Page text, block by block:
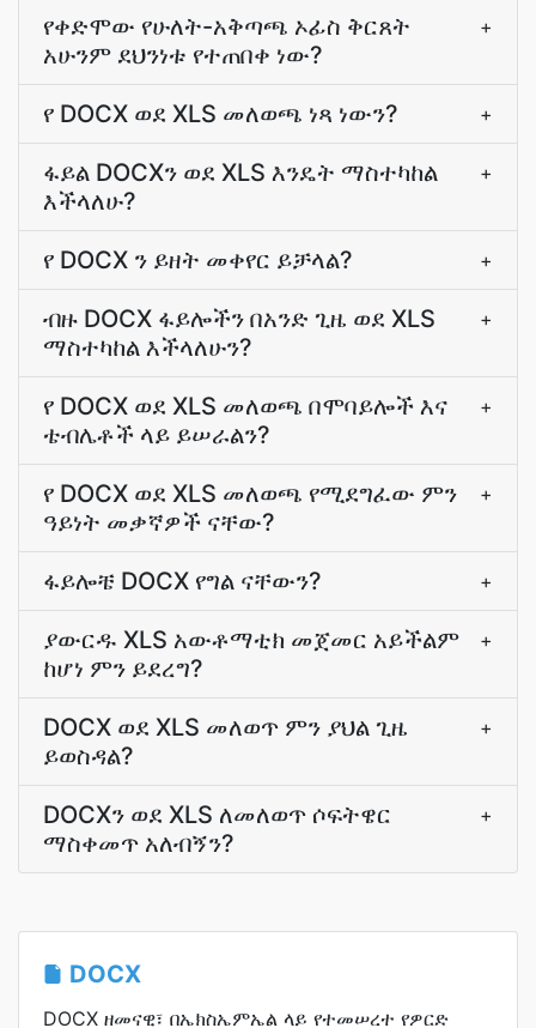
የቀድሞው የሁለት-አቅጣጫ ኦፊስ ቅርጸት
አሁንም ደህንነቱ የተጠበቀ ነው?
+
የ DOCX ወደ XLS መለወጫ ነጻ ነውን? +
ፋይል DOCXን ወደ XLS እንዴት ማስተካከል
እችላለሁ?
+
የ DOCX ን ይዘት መቀየር ይቻላል? +
ብዙ DOCX ፋይሎችን በአንድ ጊዜ ወደ XLS
ማስተካከል እችላለሁን?
+
የ DOCX ወደ XLS መለወጫ በሞባይሎች እና
ቴብሌቶች ላይ ይሠራልን?
+
የ DOCX ወደ XLS መለወጫ የሚደግፈው ምን
ዓይነት መቃኛዎች ናቸው?
+
ፋይሎቼ DOCX የግል ናቸውን? +
ያውርዱ XLS አውቶማቲክ መጀመር አይችልም
ከሆነ ምን ይደረግ?
+
DOCX ወደ XLS መለወጥ ምን ያህል ጊዜ
ይወስዳል?
+
DOCXን ወደ XLS ለመለወጥ ሶፍትዌር
ማስቀመጥ አለብኝን?
+
DOCX
DOCX ዘመናዊ፣ በኤክስኤምኤል ላይ የተመሠረተ የዎርድ